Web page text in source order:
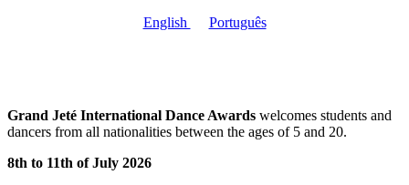
English
Português
Grand Jeté International Dance Awards welcomes students and
dancers from all nationalities between the ages of 5 and 20.
8th to 11th of July 2026